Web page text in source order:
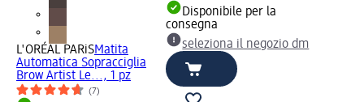
L'ORÉAL PARiSMatita
Automatica Sopracciglia
Brow Artist Le..., 1 pz
(7)
Disponibile per la
consegna
seleziona il negozio dm